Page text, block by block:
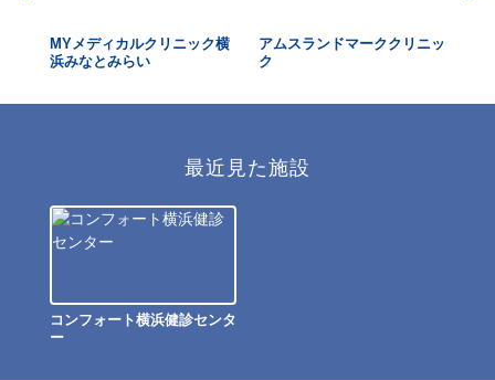
MYメディカルクリニック横
浜みなとみらい
アムスランドマーククリニッ
ク
最近見た施設
コンフォート横浜健診センタ
ー